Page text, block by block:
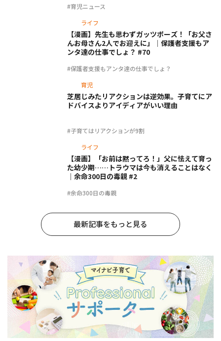
#育児ニュース
ライフ
#保護者支援もアンタ達の仕事でしょ？
【漫画】先生も思わずガッツポーズ！「お父さ
んお母さん2人でお迎えに」｜保護者支援もア
ンタ達の仕事でしょ？ #70
育児
#子育てはリアクションが9割
芝居じみたリアクションは逆効果。子育てにア
ドバイスよりアイディアがいい理由
ライフ
#余命300日の毒親
【漫画】「お前は黙ってろ！」父に怯えて育っ
た幼少期……トラウマは今も消えることはなく
｜余命300日の毒親 #2
最新記事をもっと見る